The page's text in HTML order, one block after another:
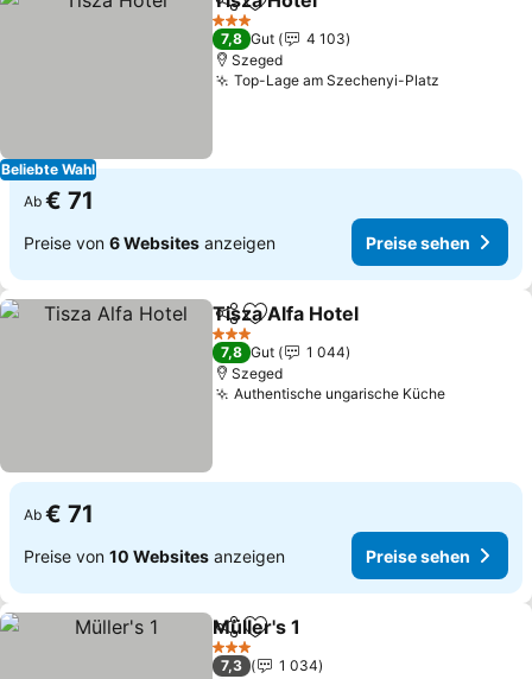
Beliebte Wahl
TeilenZu Favoriten hinzufügen
3 Sterne
7,8 Gut
4 103
Szeged
Top-Lage am Szechenyi-Platz
Ab € 71
Preise von 6 Websites anzeigen Preise sehen
TeilenZu Favoriten hinzufügen
Tisza Alfa Hotel
3 Sterne
7,8 Gut
1 044
Szeged
Authentische ungarische KüchePreise
Ab € 71
Preise von 10 Websites anzeigen Preise sehen
TeilenZu Favoriten hinzufügen
Müller's 1
3 Sterne
7,3
1 034